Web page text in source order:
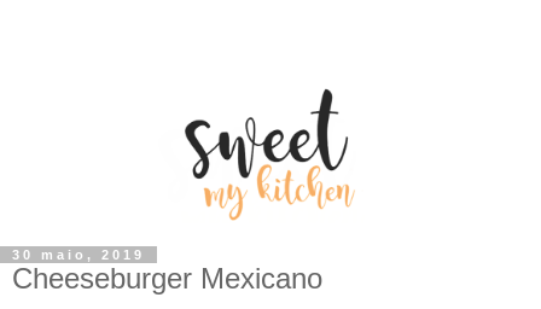
30 maio, 2019
Cheeseburger Mexicano